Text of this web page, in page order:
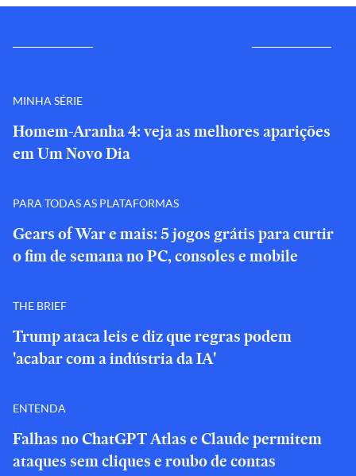
MINHA SÉRIE
Homem-Aranha 4: veja as melhores aparições
em Um Novo Dia
PARA TODAS AS PLATAFORMAS
Gears of War e mais: 5 jogos grátis para curtir
o fim de semana no PC, consoles e mobile
THE BRIEF
Trump ataca leis e diz que regras podem
'acabar com a indústria da IA'
ENTENDA
Falhas no ChatGPT Atlas e Claude permitem
ataques sem cliques e roubo de contas